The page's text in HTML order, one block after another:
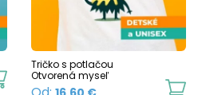
This
Tričko s potlačou
Otvorená myseľ